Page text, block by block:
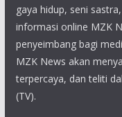
gaya hidup, seni
informasi online MZK
penyeimbang bagi
MZK News akan
terpercaya, dan teliti
(TV).